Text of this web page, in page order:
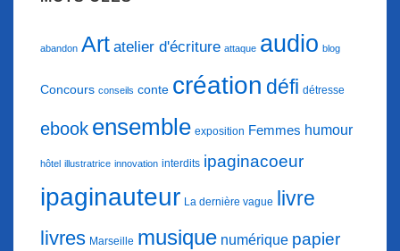
abandon Art atelier d'écriture attaque audio blog
Concours conseils conte création défi détresse
ebook ensemble exposition Femmes humour
hôtel illustratrice innovation interdits ipaginacoeur
ipaginauteur La dernière vague livre
livres Marseille musique numérique papier